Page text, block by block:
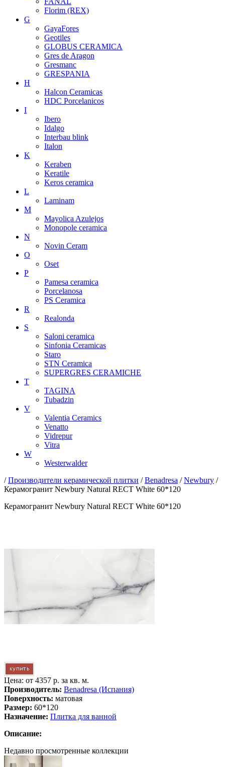
Florim (REX)
G
GayaFores
Geotiles
GLOBUS CERAMICA
Gres de Aragon
Gresmanc
GRESPANIA
H
Halcon Ceramicas
HDC Porcelanicos
I
Ibero
Idalgo
Interbau blink
Italon
K
Keraben
Keratile
Keros ceramica
L
Laminam
M
Mayolica Azulejos
Monopole ceramica
N
Novin Ceram
O
Oset
P
Pamesa ceramica
Porcelanosa
PS Ceramica
R
Realonda
S
Saloni ceramica
Sinfonia Ceramicas
Staro
STN Ceramica
SUPERGRES CERAMICHE
T
TAGINA
Tubadzin
V
Valentia Ceramics
Venatto
Vidrepur
Vitra
W
Westerwalder
/Производители керамической плитки /Benadresa /Newbury /
Керамогранит Newbury Natural RECT White 60*120
Керамогранит Newbury Natural RECT White 60*120
Цена: от 4357 р. за кв. м.
Производитель: Benadresa (Испания)
Поверхность: матовая
Размер: 60*120
Назначение: Плитка для ванной
Описание:
Недавно просмотренные коллекции